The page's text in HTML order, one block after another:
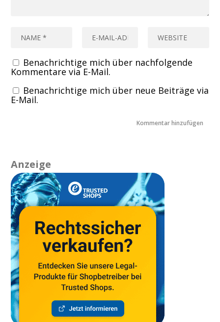
Benachrichtige mich über nachfolgende
Kommentare via E-Mail.
Benachrichtige mich über neue Beiträge via
E-Mail.
Anzeige